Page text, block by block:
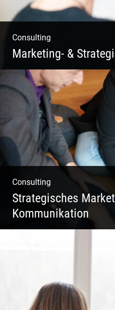
Consulting
Marketing- &
Deine Produkte oder
auf den Markt bringen!
Consulting
Strategisches
Kommunikation
Deine Darstellung